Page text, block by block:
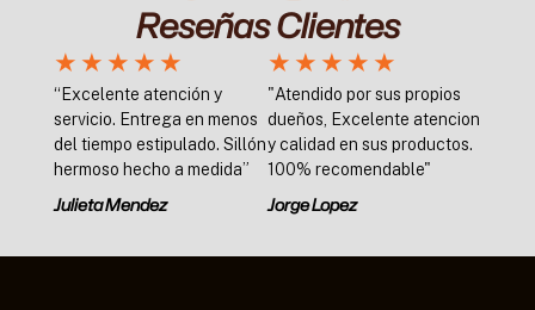
Reseñas Clientes
★ ★ ★ ★ ★
“Excelente atención y
servicio. Entrega en menos
del tiempo estipulado. Sillón
hermoso hecho a medida”
Julieta Mendez
★ ★ ★ ★ ★
"Atendido por sus propios
dueños, Excelente atencion
y calidad en sus productos.
100% recomendable"
Jorge Lopez